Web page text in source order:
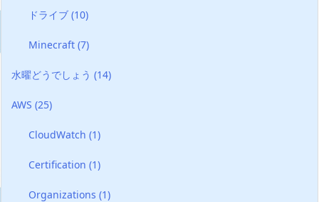
ドライブ(10)
Minecraft(7)
水曜どうでしょう (14)
AWS (25)
CloudWatch(1)
Certification(1)
Organizations(1)